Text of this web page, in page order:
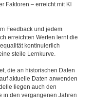
Faktoren – erreicht mit KI
Feedback und jedem
erreichten Werten lernt die
kontinuierlich
steile Lernkurve.
die an historischen Daten
aktuelle Daten anwenden
liegen auch den
in den vergangenen Jahren